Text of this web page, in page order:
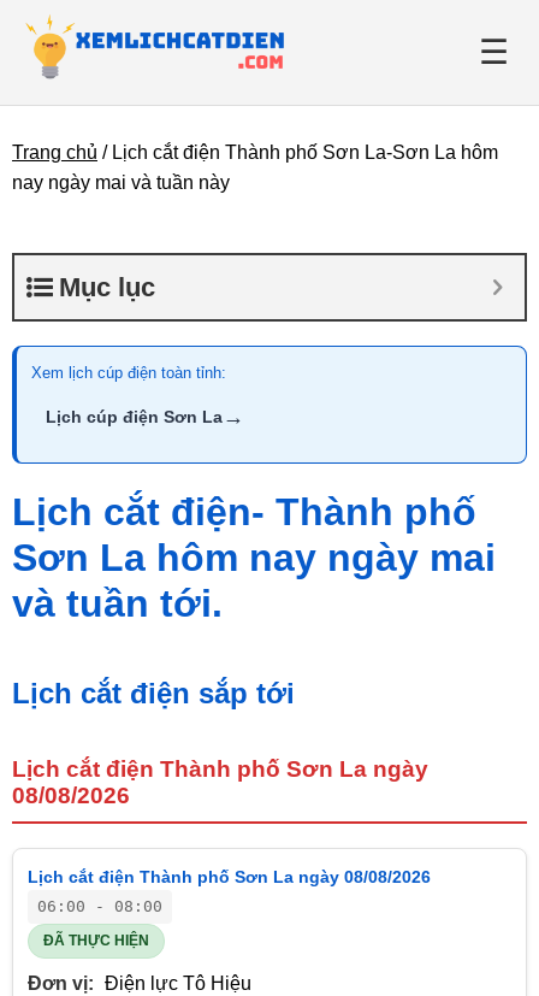
☰
Giới thiệu
Tin tức
Trang chủ / Lịch cắt điện Thành phố Sơn La-Sơn La hôm
nay ngày mai và tuần này
Mục lục
Xem lịch cúp điện toàn tỉnh:
Lịch cúp điện Sơn La→
Lịch cắt điện- Thành phố
Sơn La hôm nay ngày mai
và tuần tới.
Lịch cắt điện sắp tới
Lịch cắt điện Thành phố Sơn La ngày
08/08/2026
Lịch cắt điện Thành phố Sơn La ngày 08/08/2026
06:00 - 08:00
ĐÃ THỰC HIỆN
Đơn vị: Điện lực Tô Hiệu